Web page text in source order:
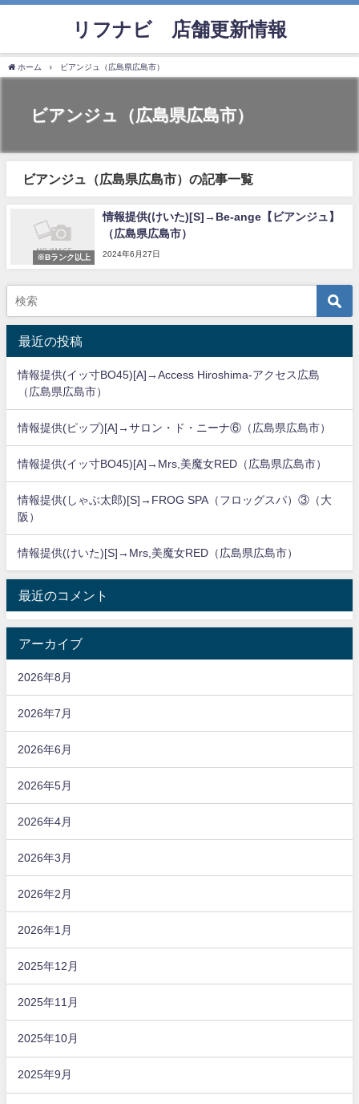
リフナビ®店舗更新情報
ホーム ビアンジュ（広島県広島市）
ビアンジュ（広島県広島市）
ビアンジュ（広島県広島市）の記事一覧
※Bランク以上
情報提供(けいた)[S]→Be-ange【ビアンジュ】
（広島県広島市）
2024年6月27日
最近の投稿
情報提供(イッ寸BO45)[A]→Access Hiroshima-アクセス広島
（広島県広島市）
情報提供(ピップ)[A]→サロン・ド・ニーナ⑥（広島県広島市）
情報提供(イッ寸BO45)[A]→Mrs,美魔女RED（広島県広島市）
情報提供(しゃぶ太郎)[S]→FROG SPA（フロッグスパ）③（大
阪）
情報提供(けいた)[S]→Mrs,美魔女RED（広島県広島市）
最近のコメント
アーカイブ
2026年8月
2026年7月
2026年6月
2026年5月
2026年4月
2026年3月
2026年2月
2026年1月
2025年12月
2025年11月
2025年10月
2025年9月